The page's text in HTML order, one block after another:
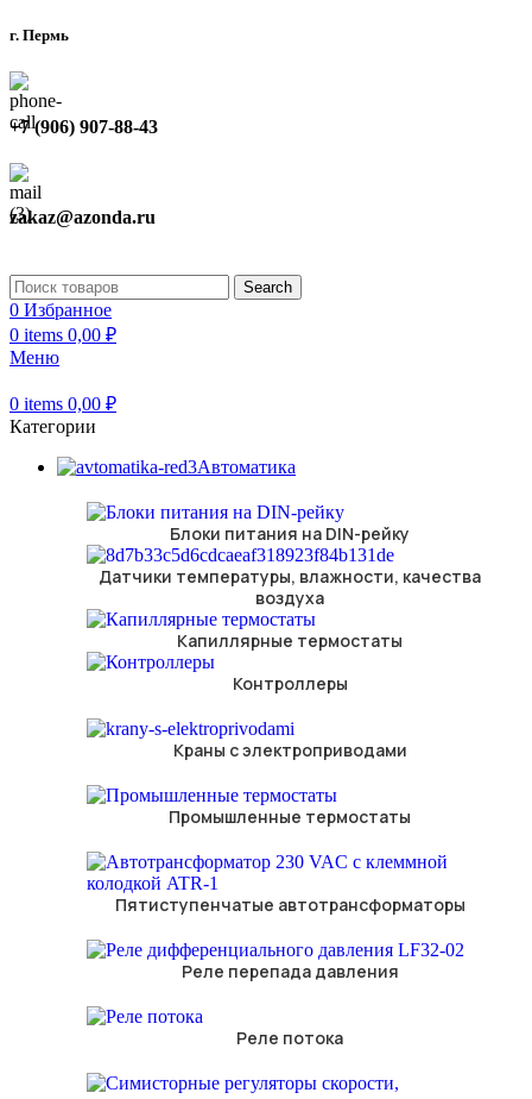
г. Пермь
+7 (906) 907-88-43
zakaz@azonda.ru
Search
0 Избранное
0 items 0,00 ₽
Меню
0 items 0,00 ₽
Категории
Автоматика
Блоки питания на DIN-рейку
Датчики температуры, влажности, качества
воздуха
Капиллярные термостаты
Контроллеры
Краны с электроприводами
Промышленные термостаты
Пятиступенчатые автотрансформаторы
Реле перепада давления
Реле потока